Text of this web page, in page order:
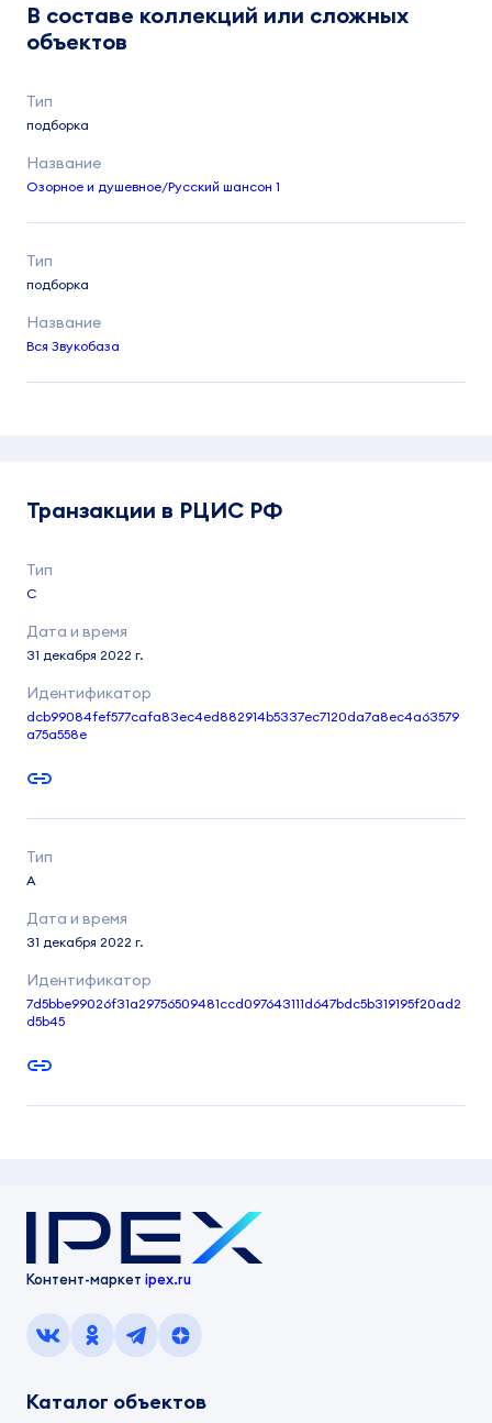
В составе коллекций или сложных
объектов
подборка
Озорное и душевное/Русский шансон 1
подборка
Вся Звукобаза
Транзакции в РЦИС РФ
C
31 декабря 2022 г.
dcb99084fef577cafa83ec4ed882914b5337ec7120da7a8ec4a63579
a75a558e
A
31 декабря 2022 г.
7d5bbe99026f31a29756509481ccd097643111d647bdc5b319195f20ad2
d5b45
Контент-маркет ipex.ru
Каталог объектов